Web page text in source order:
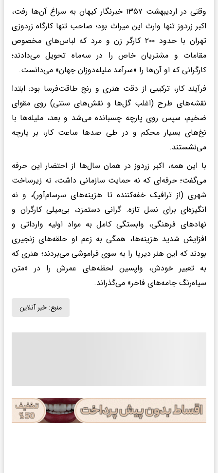
وقتی در اردیبهشت ۱۳۵۷ خبرنگار کیهان به سراغ آن‌ها رفت،
اکبر زردوز تنها وارث این میراث بود؛ صاحب تنها کارگاه زردوزی
تهران با حدود ۲۰۰ کارگر زن و مرد که لباس‌های مخصوص
مقامات و مشتریان خاص را در سه‌ماه تحویل می‌دادند؛
کارگرانی که او آن‌ها را «سرآمد ملیله‌دوزان جهان» می‌دانست.
فرآیند کار، ترکیبی از دقت هنری و رنج طاقت‌فرسا بود: ابتدا
نقشه‌های طرح (اغلب گل‌ها و نقش‌های سنتی) روی مقوای
ضخیم، سپس روی پارچه چسبانده می‌شد و بعد، ملیله‌ها با
نخ‌های بسیار محکم و در طی صدها ساعت کار، بر پارچه
می‌نشستند.
با این همه، اکبر زردوز در همان سال‌ها از احتضار این حرفه
می‌گفت؛ حرفه‌ای که نه حمایت سازمانی داشت، نه زیرساخت
شهری (از ترافیک خفه‌کننده تا هزینه‌های سرسام‌آور)، و نه
انگیزه‌ای برای نسل تازه. گرانی دستمزد، بی‌میلی کارگران و
نهادهای فرهنگی، وابستگی کامل به مواد اولیه وارداتی و
افزایش شدید هزینه‌ها، همگی به زعم او حلقه‌های زنجیری
بودند که این هنر دیرپا را به سوی فراموشی می‌بردند؛ هنری که
به تعبیر خودش، واپسین لحظه‌های عمرش را در «متن
سیاه‌رنگ جامه‌های فاخر» می‌گذراند.
منبع: خبر آنلاین